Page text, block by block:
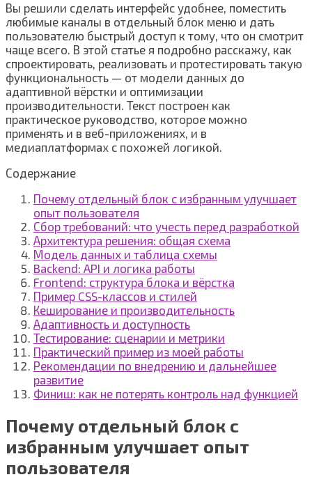
Вы решили сделать интерфейс удобнее, поместить
любимые каналы в отдельный блок меню и дать
пользователю быстрый доступ к тому, что он смотрит
чаще всего. В этой статье я подробно расскажу, как
спроектировать, реализовать и протестировать такую
функциональность — от модели данных до
адаптивной вёрстки и оптимизации
производительности. Текст построен как
практическое руководство, которое можно
применять и в веб-приложениях, и в
медиаплатформах с похожей логикой.
Содержание
Почему отдельный блок с избранным улучшает
опыт пользователя
Сбор требований: что учесть перед разработкой
Архитектура решения: общая схема
Модель данных и таблица схемы
Backend: API и логика работы
Frontend: структура блока и вёрстка
Пример CSS-классов и стилей
Кеширование и производительность
Адаптивность и доступность
Тестирование: сценарии и метрики
Практический пример из моей работы
Рекомендации по внедрению и дальнейшее
развитие
Финиш: как не потерять контроль над функцией
Почему отдельный блок с
избранным улучшает опыт
пользователя